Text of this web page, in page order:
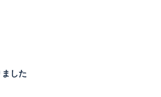
した